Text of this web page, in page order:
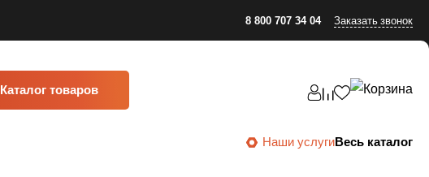
8 800 707 34 04 Заказать звонок
Каталог товаров
Наши услугиВесь каталог